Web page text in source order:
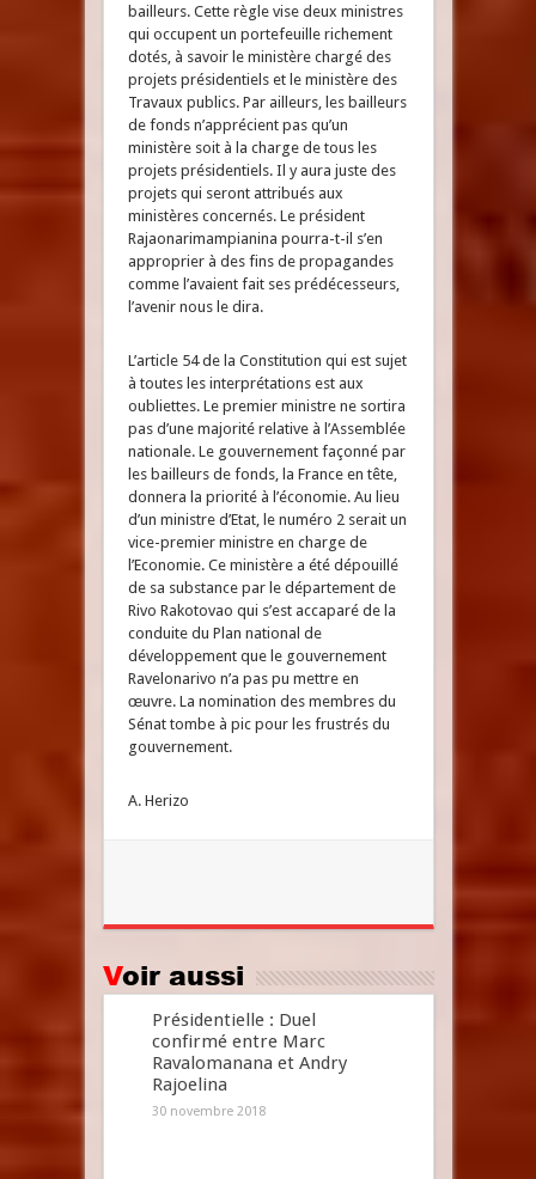
bailleurs. Cette règle vise deux ministres
qui occupent un portefeuille richement
dotés, à savoir le ministère chargé des
projets présidentiels et le ministère des
Travaux publics. Par ailleurs, les bailleurs
de fonds n’apprécient pas qu’un
ministère soit à la charge de tous les
projets présidentiels. Il y aura juste des
projets qui seront attribués aux
ministères concernés. Le président
Rajaonarimampianina pourra-t-il s’en
approprier à des fins de propagandes
comme l’avaient fait ses prédécesseurs,
l’avenir nous le dira.
L’article 54 de la Constitution qui est sujet
à toutes les interprétations est aux
oubliettes. Le premier ministre ne sortira
pas d’une majorité relative à l’Assemblée
nationale. Le gouvernement façonné par
les bailleurs de fonds, la France en tête,
donnera la priorité à l’économie. Au lieu
d’un ministre d’Etat, le numéro 2 serait un
vice-premier ministre en charge de
l’Economie. Ce ministère a été dépouillé
de sa substance par le département de
Rivo Rakotovao qui s’est accaparé de la
conduite du Plan national de
développement que le gouvernement
Ravelonarivo n’a pas pu mettre en
œuvre. La nomination des membres du
Sénat tombe à pic pour les frustrés du
gouvernement.
A. Herizo
Voir aussi
Présidentielle : Duel
confirmé entre Marc
Ravalomanana et Andry
Rajoelina
30 novembre 2018